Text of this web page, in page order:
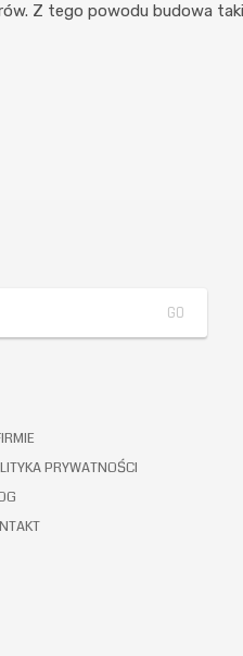
Z tego powodu budowa
PRYWATNOŚCI